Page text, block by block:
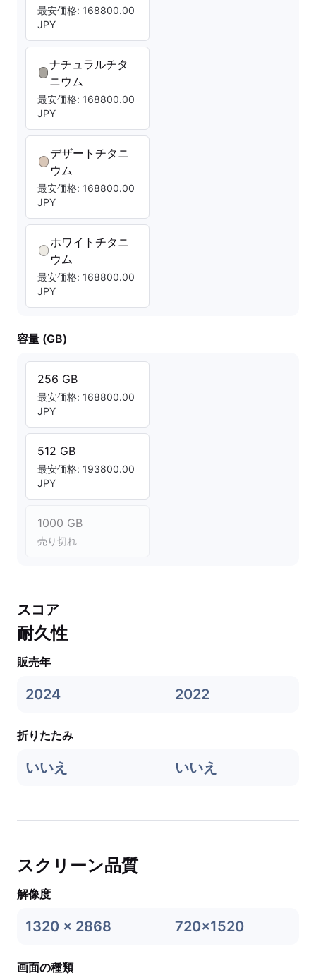
最安価格: 168800.00
JPY
ナチュラルチタ
ニウム
最安価格: 168800.00
JPY
デザートチタニ
ウム
最安価格: 168800.00
JPY
ホワイトチタニ
ウム
最安価格: 168800.00
JPY
容量 (GB)
256 GB
最安価格: 168800.00
JPY
512 GB
最安価格: 193800.00
JPY
1000 GB
売り切れ
スコア
耐久性
販売年
2024 2022
折りたたみ
いいえ いいえ
スクリーン品質
解像度
1320 x 2868 720x1520
画面の種類